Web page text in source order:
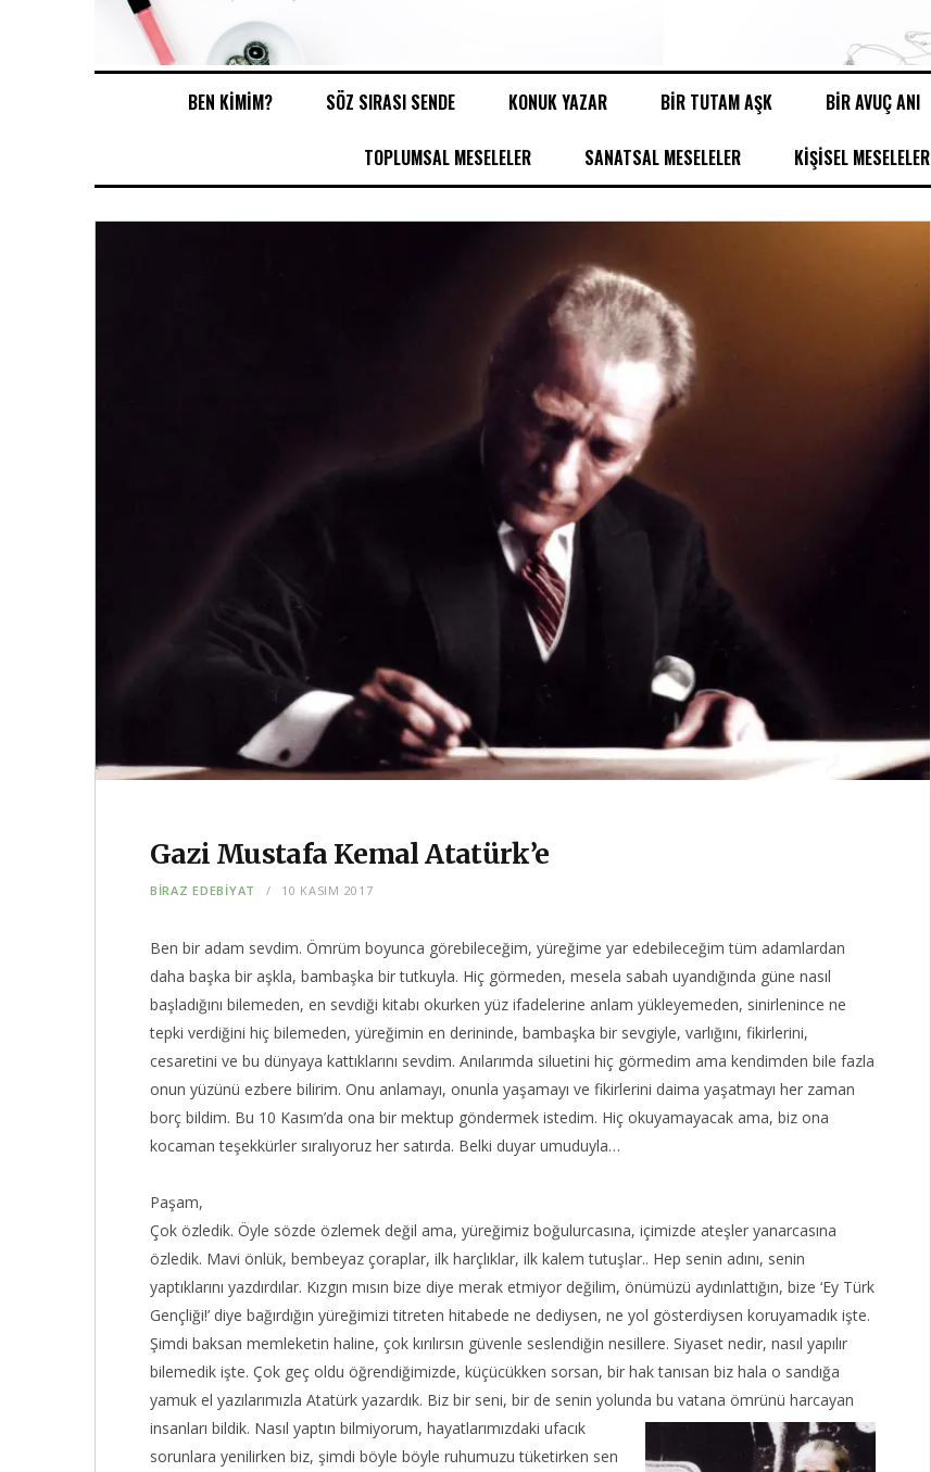
BEN KİMİM? SÖZ SIRASI SENDE KONUK YAZAR BİR TUTAM AŞK BİR AVUÇ ANI
TOPLUMSAL MESELELER SANATSAL MESELELER KİŞİSEL MESELELER
Gazi Mustafa Kemal Atatürk’e
BIRAZ EDEBIYAT 10 KASIM 2017
Ben bir adam sevdim. Ömrüm boyunca görebileceğim, yüreğime yar edebileceğim tüm adamlardan
daha başka bir aşkla, bambaşka bir tutkuyla. Hiç görmeden, mesela sabah uyandığında güne nasıl
başladığını bilemeden, en sevdiği kitabı okurken yüz ifadelerine anlam yükleyemeden, sinirlenince ne
tepki verdiğini hiç bilemeden, yüreğimin en derininde, bambaşka bir sevgiyle, varlığını, fikirlerini,
cesaretini ve bu dünyaya kattıklarını sevdim. Anılarımda siluetini hiç görmedim ama kendimden bile fazla
onun yüzünü ezbere bilirim. Onu anlamayı, onunla yaşamayı ve fikirlerini daima yaşatmayı her zaman
borç bildim. Bu 10 Kasım’da ona bir mektup göndermek istedim. Hiç okuyamayacak ama, biz ona
kocaman teşekkürler sıralıyoruz her satırda. Belki duyar umuduyla…
Paşam,
Çok özledik. Öyle sözde özlemek değil ama, yüreğimiz boğulurcasına, içimizde ateşler yanarcasına
özledik. Mavi önlük, bembeyaz çoraplar, ilk harçlıklar, ilk kalem tutuşlar.. Hep senin adını, senin
yaptıklarını yazdırdılar. Kızgın mısın bize diye merak etmiyor değilim, önümüzü aydınlattığın, bize ‘Ey Türk
Gençliği!’ diye bağırdığın yüreğimizi titreten hitabede ne dediysen, ne yol gösterdiysen koruyamadık işte.
Şimdi baksan memleketin haline, çok kırılırsın güvenle seslendiğin nesillere. Siyaset nedir, nasıl yapılır
bilemedik işte. Çok geç oldu öğrendiğimizde, küçücükken sorsan, bir hak tanısan biz hala o sandığa
yamuk el yazılarımızla Atatürk yazardık. Biz bir seni, bir de senin yolunda bu vatana ömrünü harcayan
insanları bildik. Nasıl yaptın bilmiyorum, hayatlarımızdaki ufacık
sorunlara yenilirken biz, şimdi böyle böyle ruhumuzu tüketirken sen